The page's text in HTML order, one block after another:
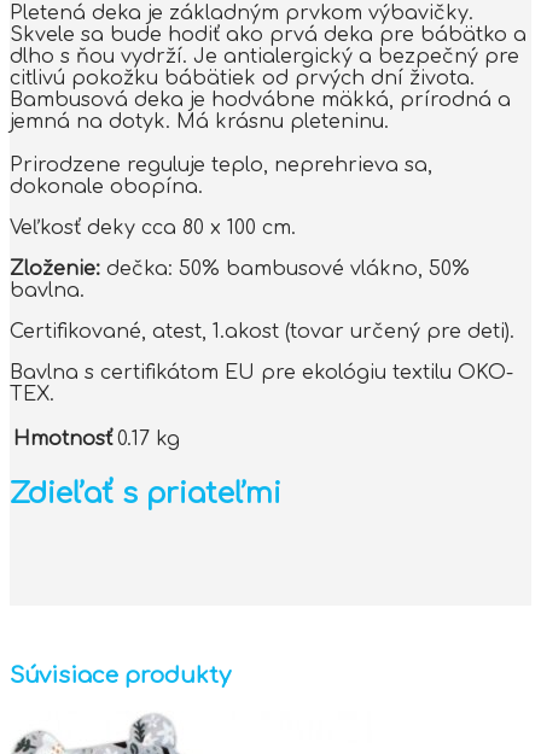
Pletená deka je základným prvkom výbavičky.
Skvele sa bude hodiť ako prvá deka pre bábätko a
dlho s ňou vydrží. Je antialergický a bezpečný pre
citlivú pokožku bábätiek od prvých dní života.
Bambusová deka je hodvábne mäkká, prírodná a
jemná na dotyk. Má krásnu pleteninu.
Prirodzene reguluje teplo, neprehrieva sa,
dokonale obopína.
Veľkosť deky cca 80 x 100 cm.
Zloženie: dečka: 50% bambusové vlákno, 50%
bavlna.
Certifikované, atest, 1.akost (tovar určený pre deti).
Bavlna s certifikátom EU pre ekológiu textilu OKO-
TEX.
Hmotnosť 0.17 kg
Zdieľať s priateľmi
Súvisiace produkty